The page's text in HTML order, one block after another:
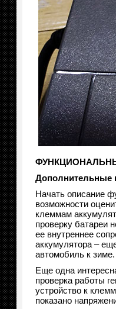
Дополнительные
Начать описание
возможности
клеммам
проверку батареи
ее внутреннее
аккумулятора –
автомобиль к зиме.
Еще одна
проверка работы
устройство к
показано